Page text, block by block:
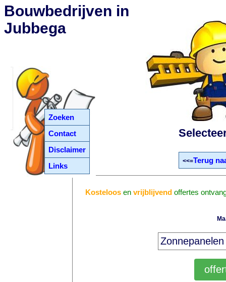
Zoeken
Contact
Disclaimer
Links
Bouwbedrijven in
Jubbega
<<=Terug
Kosteloosen vrijblijvendoffertes